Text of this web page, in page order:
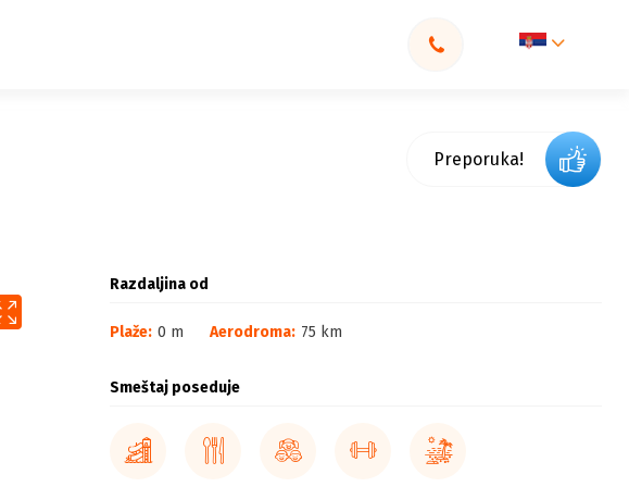
Preporuka!
Razdaljina od
Plaže: 0 m Aerodroma: 75 km
Smeštaj poseduje